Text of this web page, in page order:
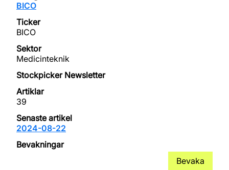
BICO
BICO
Medicinteknik
39
2024-08-22
Bevaka